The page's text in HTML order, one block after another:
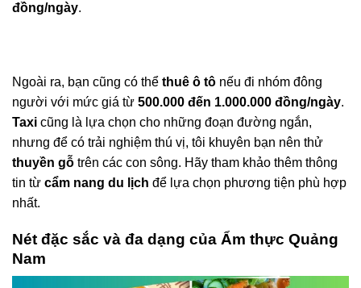
đồng/ngày.
Ngoài ra, bạn cũng có thể thuê ô tô nếu đi nhóm đông
người với mức giá từ 500.000 đến 1.000.000 đồng/ngày.
Taxi cũng là lựa chọn cho những đoạn đường ngắn,
nhưng để có trải nghiệm thú vị, tôi khuyên bạn nên thử
thuyền gỗ trên các con sông. Hãy tham khảo thêm thông
tin từ cẩm nang du lịch để lựa chọn phương tiện phù hợp
nhất.
Nét đặc sắc và đa dạng của Ẩm thực Quảng
Nam